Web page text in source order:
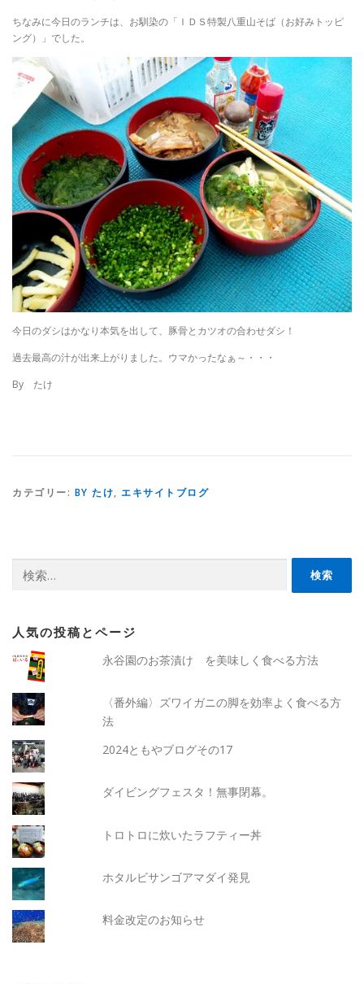
ちなみに今日のランチは、お馴染の「ＩＤＳ特製八重山そば（お好みトッピ
ング）」でした。
今日のダシはかなり本気を出して、豚骨とカツオの合わせダシ！
過去最高の汁が出来上がりました。ウマかったなぁ～・・・
By たけ
カテゴリー: BY たけ, エキサイトブログ
索:
人気の投稿とページ
永谷園のお茶漬け を美味しく食べる方法
〈番外編〉ズワイガニの脚を効率よく食べる方
法
2024ともやブログその17
ダイビングフェスタ！無事閉幕。
トロトロに炊いたラフティー丼
ホタルビサンゴアマダイ発見
料金改定のお知らせ